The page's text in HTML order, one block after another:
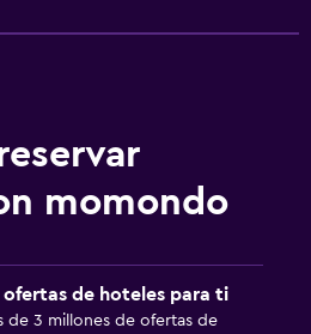
momondo
ofertas de hoteles para ti
de 3 millones de ofertas de